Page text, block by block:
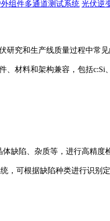
外组件多通道测试系统 光伏逆
研究和生产线质量过程中常
、材料和架构兼容，包括
缺陷、杂质等，进行高精
，可根据缺陷种类进行识别